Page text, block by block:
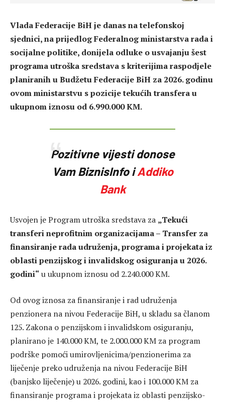
Vlada Federacije BiH je danas na telefonskoj
sjednici, na prijedlog Federalnog ministarstva rada i
socijalne politike, donijela odluke o usvajanju šest
programa utroška sredstava s kriterijima raspodjele
planiranih u Budžetu Federacije BiH za 2026. godinu
ovom ministarstvu s pozicije tekućih transfera u
ukupnom iznosu od 6.990.000 KM.
Pozitivne vijesti donose
Vam BiznisInfo iAddiko
Bank
Usvojen je Program utroška sredstava za „Tekući
transferi neprofitnim organizacijama – Transfer za
finansiranje rada udruženja, programa i projekata iz
oblasti penzijskog i invalidskog osiguranja u 2026.
godini“u ukupnom iznosu od 2.240.000 KM.
Od ovog iznosa za finansiranje i rad udruženja
penzionera na nivou Federacije BiH, u skladu sa članom
125. Zakona o penzijskom i invalidskom osiguranju,
planirano je 140.000 KM, te 2.000.000 KM za program
podrške pomoći umirovljenicima/penzionerima za
liječenje preko udruženja na nivou Federacije BiH
(banjsko liječenje) u 2026. godini, kao i 100.000 KM za
finansiranje programa i projekata iz oblasti penzijsko-